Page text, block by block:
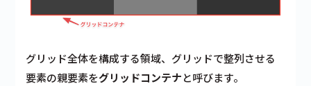
グリッド全体を構成する領域、グリッドで整列させる
要素の親要素をグリッドコンテナと呼びます。